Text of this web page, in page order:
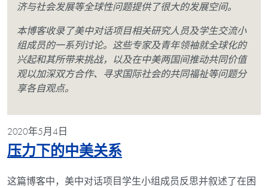
2020年5月4日
压力下的中美关系Blog Post
这篇博客中，美中对话项目学生小组成员反思并叙述了在困
济与社会发展等全球性问题提供了很大的发展空间。
本博客收录了美中对话项目相关研究人员及学生交流小
组成员的一系列讨论。这些专家及青年领袖就全球化的
兴起和其所带来挑战，以及在中美两国间推动共同价值
观以加深双方合作、寻求国际社会的共同福祉等问题分
享各自观点。